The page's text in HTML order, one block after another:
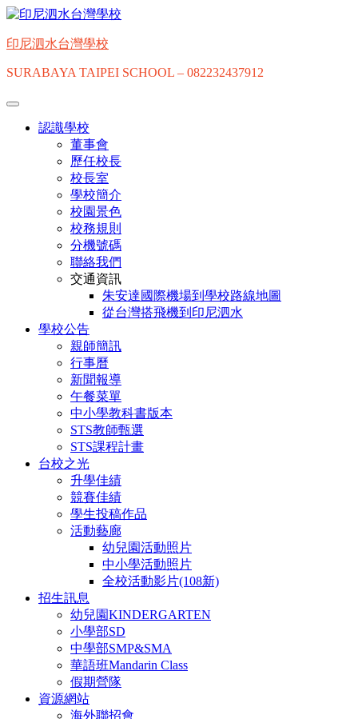
Skip
content
印尼泗水台灣學校
SURABAYA TAIPEI SCHOOL – 082232437912
認識學校
董事會
歷任校長
校長室
學校簡介
校園景色
校務規則
分機號碼
聯絡我們
交通資訊
朱安達國際機場到學校路線地圖
從台灣搭飛機到印尼泗水
學校公告
親師簡訊
行事曆
新聞報導
午餐菜單
中小學教科書版本
STS教師甄選
STS課程計畫
台校之光
升學佳績
競賽佳績
學生投稿作品
活動藝廊
幼兒園活動照片
中小學活動照片
全校活動影片(108新)
招生訊息
幼兒園KINDERGARTEN
小學部SD
中學部SMP&SMA
華語班Mandarin Class
假期營隊
資源網站
海外聯招會